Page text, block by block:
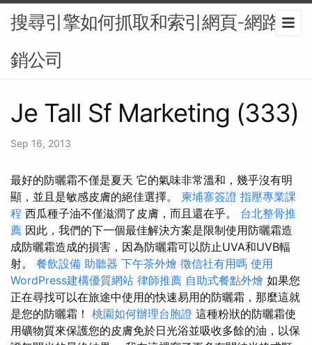
搜尋引擎如何抓取和索引網頁-網路行
銷公司
Je Tall Sf Marketing (333)
Sep 16, 2013
最好的防曬霜不僅是夏天 它的氣味非常溫和，幾乎沒有明
顯，並且是敏感皮膚的絕佳選擇。 柬埔寨簽證 指壓專業課
程 西瓜種子油不僅滋潤了皮膚，而且還在乎。 台北整骨推
薦 因此，我們的下一個最佳解決方案是限制使用防曬霜造
成防曬霜造成的損害，因為防曬霜可以防止UVA和UVB輻
射。 餐飲設備 助聽器 下午茶外燴 徵信社有用嗎 使用
WordPress建構優質網站 律師推薦 自助式餐點外燴 如果您
正在尋找可以在旅途中使用的快速易用的防曬霜，那麼這就
是您的防曬霜！ 桃園如何辦理台胞證 這種粉狀的防曬霜使
用礦物質來保護您的皮膚免於日光浴並吸收多餘的油，以保